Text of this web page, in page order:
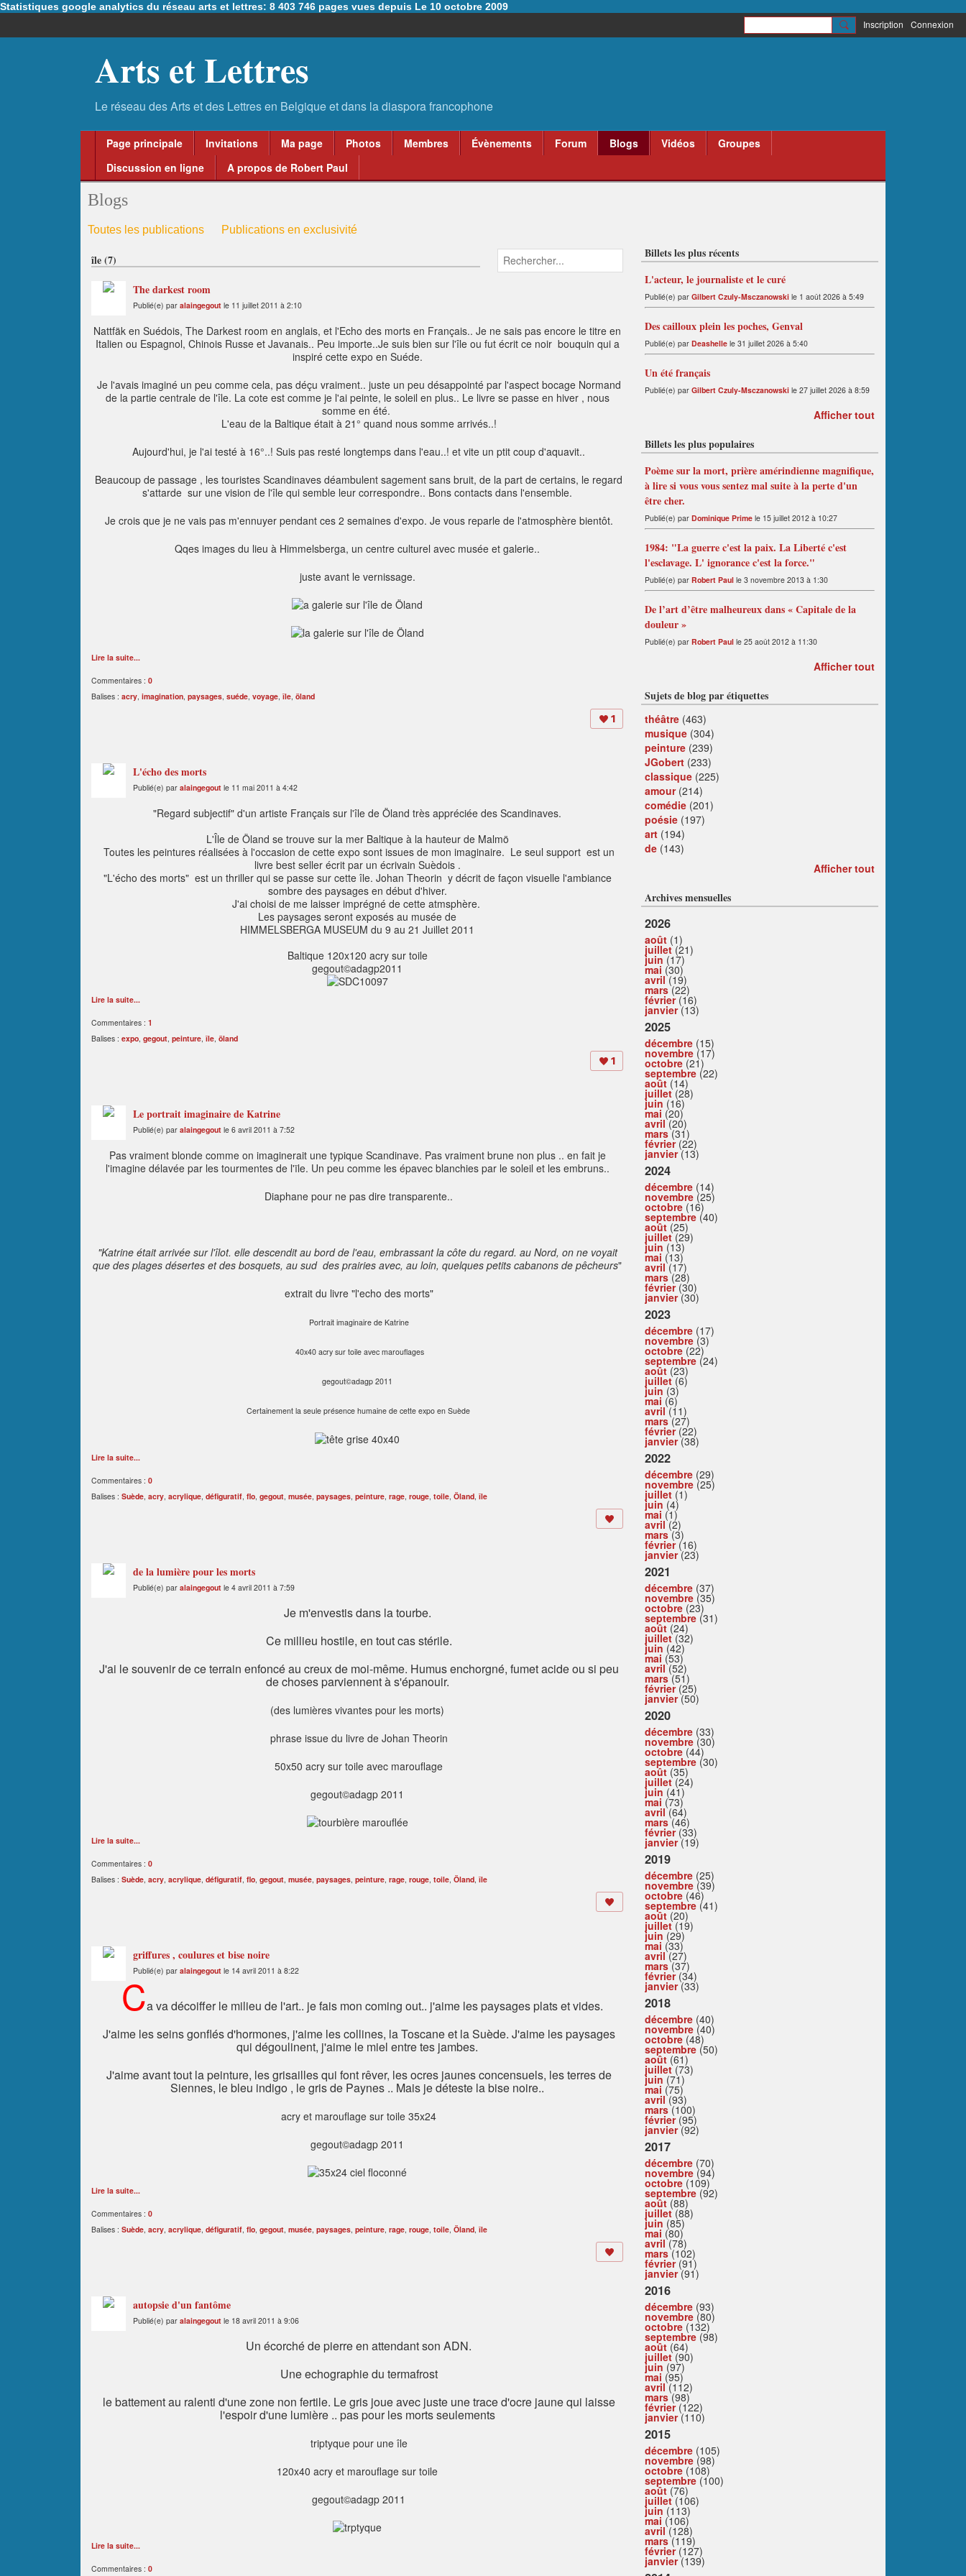
Statistiques google analytics du réseau arts et lettres: 8 403 746 pages vues depuis Le 10 octobre 2009
Inscription Connexion
Arts et Lettres
Page principale Invitations Ma page Photos Membres Évènements Forum Blogs Vidéos
Groupes
Discussion en ligne
A propos de Robert Paul
Blogs
Toutes les publications Publications en exclusivité
île (7)
The darkest room
Publié(e) par alaingegout le 11 juillet 2011 à 2:10
Nattfäk en Suédois, The Darkest room en anglais, et l'Echo des morts en Français.. Je ne sais pas encore le titre en
Italien ou Espagnol, Chinois Russe et Javanais.. Peu importe..Je suis bien sur l'île ou fut écrit ce noir bouquin qui a
inspiré cette expo en Suéde.
Je l'avais imaginé un peu comme cela, pas déçu vraiment.. juste un peu désappointé par l'aspect bocage Normand
de la partie centrale de l'île. La cote est comme je l'ai peinte, le soleil en plus.. Le livre se passe en hiver , nous
somme en été.
L'eau de la Baltique était à 21° quand nous somme arrivés..!
Aujourd'hui, je l'ai testé à 16°..! Suis pas resté longtemps dans l'eau..! et vite un ptit coup d'aquavit..
Beaucoup de passage , les touristes Scandinaves déambulent sagement sans bruit, de la part de certains, le regard
s'attarde sur une vision de l'île qui semble leur correspondre.. Bons contacts dans l'ensemble.
Je crois que je ne vais pas m'ennuyer pendant ces 2 semaines d'expo. Je vous reparle de l'atmosphère bientôt.
Qqes images du lieu à Himmelsberga, un centre culturel avec musée et galerie..
juste avant le vernissage.
Lire la suite...
Commentaires : 0
Balises : acry, imagination, paysages, suéde, voyage, île, öland
1
L'écho des morts
Publié(e) par alaingegout le 11 mai 2011 à 4:42
"Regard subjectif" d'un artiste Français sur l'île de Öland très appréciée des Scandinaves.
L'Île de Öland se trouve sur la mer Baltique à la hauteur de Malmö
Toutes les peintures réalisées à l'occasion de cette expo sont issues de mon imaginaire. Le seul support est un
livre best seller écrit par un écrivain Suèdois .
"L'écho des morts" est un thriller qui se passe sur cette île. Johan Theorin y décrit de façon visuelle l'ambiance
sombre des paysages en début d'hiver.
J'ai choisi de me laisser imprégné de cette atmsphère.
Les paysages seront exposés au musée de
HIMMELSBERGA MUSEUM du 9 au 21 Juillet 2011
Baltique 120x120 acry sur toile
gegout©adagp2011
Lire la suite...
Commentaires : 1
Balises : expo, gegout, peinture, île, öland
1
Le portrait imaginaire de Katrine
Publié(e) par alaingegout le 6 avril 2011 à 7:52
Pas vraiment blonde comme on imaginerait une typique Scandinave. Pas vraiment brune non plus .. en fait je
l'imagine délavée par les tourmentes de l'ïle. Un peu comme les épavec blanchies par le soleil et les embruns..
Diaphane pour ne pas dire transparente..
"Katrine était arrivée sur l'îlot. elle descendit au bord de l'eau, embrassant la côte du regard. au Nord, on ne voyait
que des plages désertes et des bosquets, au sud des prairies avec, au loin, quelques petits cabanons de pêcheurs"
extrait du livre "l'echo des morts"
Portrait imaginaire de Katrine
40x40 acry sur toile avec marouflages
gegout©adagp 2011
Certainement la seule présence humaine de cette expo en Suède
Lire la suite...
Commentaires : 0
Balises : Suède, acry, acrylique, défiguratif, flo, gegout, musée, paysages, peinture, rage, rouge, toile, Öland, île
de la lumière pour les morts
Publié(e) par alaingegout le 4 avril 2011 à 7:59
Je m'envestis dans la tourbe.
Ce millieu hostile, en tout cas stérile.
J'ai le souvenir de ce terrain enfoncé au creux de moi-même. Humus enchorgné, fumet acide ou si peu
de choses parviennent à s'épanouir.
(des lumières vivantes pour les morts)
phrase issue du livre de Johan Theorin
50x50 acry sur toile avec marouflage
gegout©adagp 2011
Lire la suite...
Commentaires : 0
Balises : Suède, acry, acrylique, défiguratif, flo, gegout, musée, paysages, peinture, rage, rouge, toile, Öland, île
griffures , coulures et bise noire
Publié(e) par alaingegout le 14 avril 2011 à 8:22
Ca va décoiffer le milieu de l'art.. je fais mon coming out.. j'aime les paysages plats et vides.
J'aime les seins gonflés d'hormones, j'aime les collines, la Toscane et la Suède. J'aime les paysages
qui dégoulinent, j'aime le miel entre tes jambes.
J'aime avant tout la peinture, les grisailles qui font rêver, les ocres jaunes concensuels, les terres de
Siennes, le bleu indigo , le gris de Paynes .. Mais je déteste la bise noire..
acry et marouflage sur toile 35x24
gegout©adagp 2011
Lire la suite...
Commentaires : 0
Balises : Suède, acry, acrylique, défiguratif, flo, gegout, musée, paysages, peinture, rage, rouge, toile, Öland, île
autopsie d'un fantôme
Publié(e) par alaingegout le 18 avril 2011 à 9:06
Un écorché de pierre en attendant son ADN.
Une echographie du termafrost
le battement au ralenti d'une zone non fertile. Le gris joue avec juste une trace d'ocre jaune qui laisse
l'espoir d'une lumière .. pas pour les morts seulements
triptyque pour une île
120x40 acry et marouflage sur toile
gegout©adagp 2011
Lire la suite...
Commentaires : 0
Billets les plus récents
L'acteur, le journaliste et le curé
Publié(e) par Gilbert Czuly-Msczanowski le 1 août 2026 à 5:49
Des cailloux plein les poches, Genval
Publié(e) par Deashelle le 31 juillet 2026 à 5:40
Un été français
Publié(e) par Gilbert Czuly-Msczanowski le 27 juillet 2026 à 8:59
Afficher tout
Billets les plus populaires
Poème sur la mort, prière amérindienne magnifique,
à lire si vous vous sentez mal suite à la perte d'un
être cher.
Publié(e) par Dominique Prime le 15 juillet 2012 à 10:27
1984: "La guerre c'est la paix. La Liberté c'est
l'esclavage. L' ignorance c'est la force."
Publié(e) par Robert Paul le 3 novembre 2013 à 1:30
De l’art d’être malheureux dans « Capitale de la
douleur »
Publié(e) par Robert Paul le 25 août 2012 à 11:30
Afficher tout
Sujets de blog par étiquettes
théâtre (463)
musique (304)
peinture (239)
JGobert (233)
classique (225)
amour(214)
comédie (201)
poésie (197)
art (194)
de (143)
Afficher tout
Archives mensuelles
2026
août (1)
juillet(21)
juin (17)
mai (30)
avril(19)
mars(22)
février(16)
janvier(13)
2025
décembre (15)
novembre (17)
octobre (21)
septembre (22)
août (14)
juillet(28)
juin (16)
mai (20)
avril(20)
mars(31)
février(22)
janvier(13)
2024
décembre (14)
novembre (25)
octobre (16)
septembre (40)
août (25)
juillet(29)
juin (13)
mai (13)
avril(17)
mars(28)
février(30)
janvier(30)
2023
décembre (17)
novembre (3)
octobre (22)
septembre (24)
août (23)
juillet(6)
juin (3)
mai (6)
avril(11)
mars(27)
février(22)
janvier(38)
2022
décembre (29)
novembre (25)
juillet (1)
juin (4)
mai (1)
avril(2)
mars(3)
février(16)
janvier(23)
2021
décembre (37)
novembre (35)
octobre (23)
septembre (31)
août (24)
juillet(32)
juin (42)
mai (53)
avril(52)
mars(51)
février(25)
janvier(50)
2020
décembre (33)
novembre (30)
octobre (44)
septembre (30)
août (35)
juillet(24)
juin (41)
mai (73)
avril(64)
mars(46)
février(33)
janvier(19)
2019
décembre (25)
novembre (39)
octobre (46)
septembre (41)
août (20)
juillet(19)
juin (29)
mai (33)
avril(27)
mars(37)
février(34)
janvier(33)
2018
décembre (40)
novembre (40)
octobre (48)
septembre (50)
août (61)
juillet(73)
juin (71)
mai (75)
avril(93)
mars(100)
février(95)
janvier(92)
2017
décembre (70)
novembre (94)
octobre (109)
septembre (92)
août (88)
juillet(88)
juin (85)
mai (80)
avril(78)
mars(102)
février(91)
janvier(91)
2016
décembre (93)
novembre (80)
octobre (132)
septembre (98)
août (64)
juillet(90)
juin (97)
mai (95)
avril(112)
mars(98)
février(122)
janvier(110)
2015
décembre (105)
novembre (98)
octobre (108)
septembre (100)
août (76)
juillet(106)
juin (113)
mai (106)
avril(128)
mars(119)
février(127)
janvier(139)